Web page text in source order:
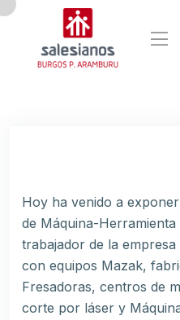
Hoy ha venido a
de Máquina-
trabajador de la
con equipos Mazak,
Fresadoras, centros de
corte por láser y